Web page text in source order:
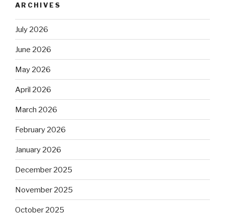
ARCHIVES
July 2026
June 2026
May 2026
April 2026
March 2026
February 2026
January 2026
December 2025
November 2025
October 2025